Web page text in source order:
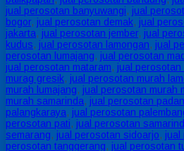
jual perosotan banyuwangi, jual
bogor, jual perosotan demak, jual
jakarta, jual perosotan jember, jual
kudus, jual perosotan lamongan, jual
perosotan lumajang, jual perosotan
jual perosotan mataram, jual perosotan
murag gresik, jual perosotan murah
murah lumajang, jual perosotan murah
murah samarinda, jual perosotan
palangkaraya, jual perosotan
perosotan pati, jual perosotan
semarang, jual perosotan sidoarjo, jual
perosotan tanggerang, jual perosotan